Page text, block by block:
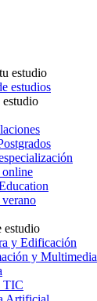
estudio
estudios
online
verano
estudio
y Edificación
y Multimedia
TIC